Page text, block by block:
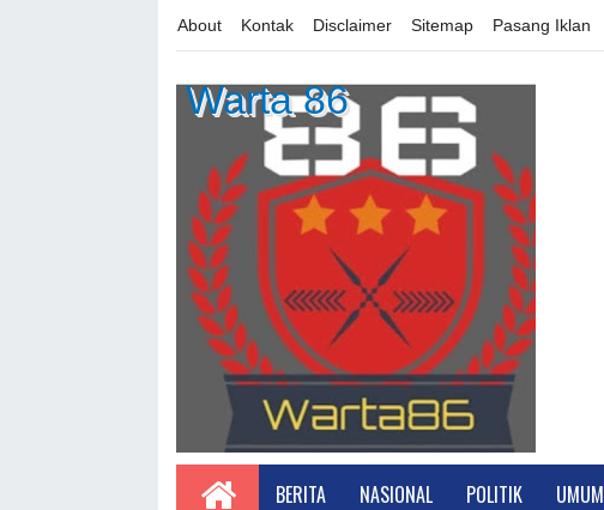
About Kontak Disclaimer Sitemap Pasang Iklan
Warta 86
BERITA NASIONAL POLITIK UMUM